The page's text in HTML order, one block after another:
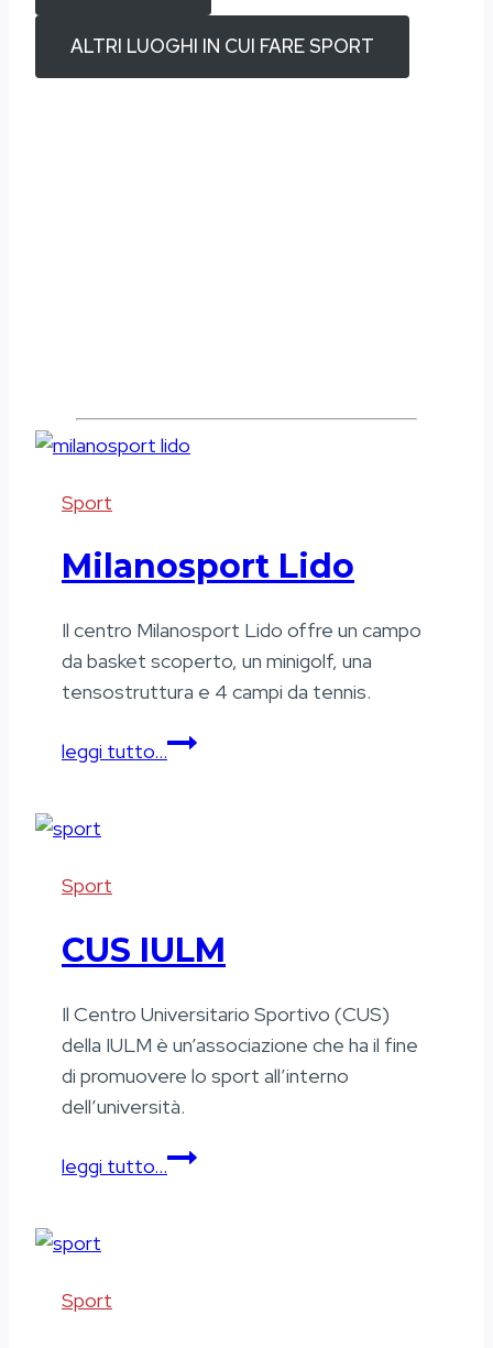
ALTRI LUOGHI IN CUI FARE SPORT
Sport
Milanosport Lido
Il centro Milanosport Lido offre un campo
da basket scoperto, un minigolf, una
tensostruttura e 4 campi da tennis.
leggi tutto…Milanosport
Sport
CUS IULM
Il Centro Universitario Sportivo (CUS)
della IULM è un’associazione che ha il fine
di promuovere lo sport all’interno
dell’università.
leggi tutto…CUS
Sport